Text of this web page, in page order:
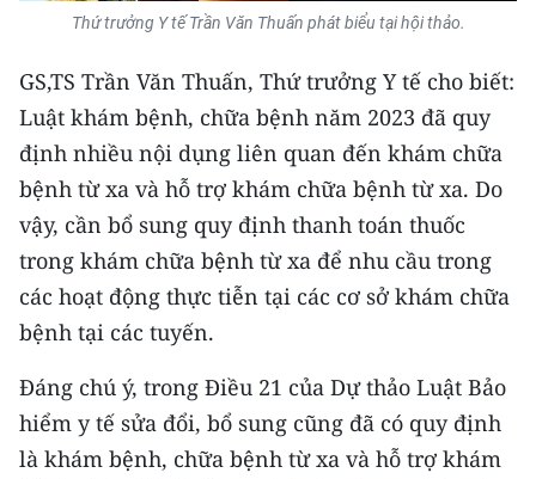
ENGLISH
中文
FRANÇAIS
РУССКИЙ
ESPAÑOL
한국어
Thứ trưởng Y tế Trần Văn Thuấn phát biểu tại hội thảo.
GS,TS Trần Văn Thuấn, Thứ trưởng Y tế cho biết:
Luật khám bệnh, chữa bệnh năm 2023 đã quy
định nhiều nội dụng liên quan đến khám chữa
bệnh từ xa và hỗ trợ khám chữa bệnh từ xa. Do
vậy, cần bổ sung quy định thanh toán thuốc
trong khám chữa bệnh từ xa để nhu cầu trong
các hoạt động thực tiễn tại các cơ sở khám chữa
bệnh tại các tuyến.
Đáng chú ý, trong Điều 21 của Dự thảo Luật Bảo
hiểm y tế sửa đổi, bổ sung cũng đã có quy định
là khám bệnh, chữa bệnh từ xa và hỗ trợ khám